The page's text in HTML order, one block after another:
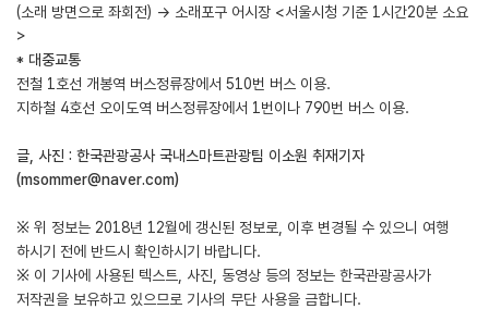
(소래 방면으로 좌회전) → 소래포구 어시장 <서울시청 기준 1시간20분 소요
>
* 대중교통
전철 1호선 개봉역 버스정류장에서 510번 버스 이용.
지하철 4호선 오이도역 버스정류장에서 1번이나 790번 버스 이용.
글, 사진 : 한국관광공사 국내스마트관광팀 이소원 취재기자
(msommer@naver.com)
※ 위 정보는 2018년 12월에 갱신된 정보로, 이후 변경될 수 있으니 여행
하시기 전에 반드시 확인하시기 바랍니다.
※ 이 기사에 사용된 텍스트, 사진, 동영상 등의 정보는 한국관광공사가
저작권을 보유하고 있으므로 기사의 무단 사용을 금합니다.